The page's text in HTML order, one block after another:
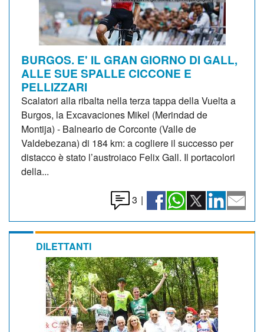
BURGOS. E' IL GRAN GIORNO DI GALL,
ALLE SUE SPALLE CICCONE E
PELLIZZARI
Scalatori alla ribalta nella terza tappa della Vuelta a
Burgos, la Excavaciones Mikel (Merindad de
Montija) - Balneario de Corconte (Valle de
Valdebezana) di 184 km: a cogliere il successo per
distacco è stato l’austroiaco Felix Gall. Il portacolori
della...
3 |
DILETTANTI